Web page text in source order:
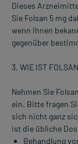
Dieses
Sie Folsan 5 mg
wenn Ihnen
gegenüber
3. WIE IST
Nehmen Sie
ein. Bitte fragen
sich nicht ganz
ist die übliche
Behandlung